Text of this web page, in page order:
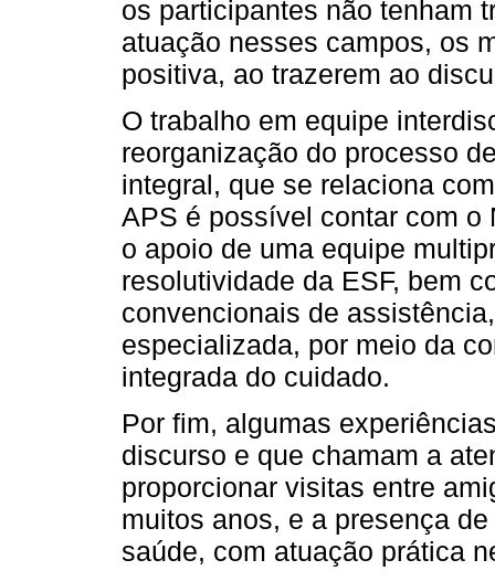
os participantes não tenham
atuação nesses campos, os
positiva, ao trazerem ao
O trabalho em equipe
reorganização do processo
integral, que se relaciona
APS é possível contar com o
o apoio de uma equipe
resolutividade da ESF, bem
convencionais de
especializada, por meio da
integrada do cuidado.
Por fim, algumas
discurso e que chamam a
proporcionar visitas entre
muitos anos, e a presença
saúde, com atuação prática